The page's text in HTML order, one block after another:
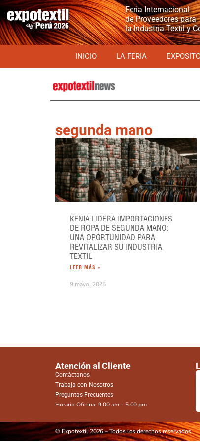
Feria Internacional
de Proveedores para
la Industria Textil y
INICIO LA FERIA
segunda mano
KENIA LIDERA IMPORTACIONES
DE ROPA DE SEGUNDA MANO:
UNA OPORTUNIDAD PARA
REVITALIZAR SU INDUSTRIA
TEXTIL
LEER MÁS »
9 mayo, 2025
Atención al Cliente
Contáctanos
Trabaja con Nosotros
Preguntas Frecuentes
Horario Oficina: 9.00 am – 5.00 pm
© Expotextil 2026 – Todos los derechos reservados